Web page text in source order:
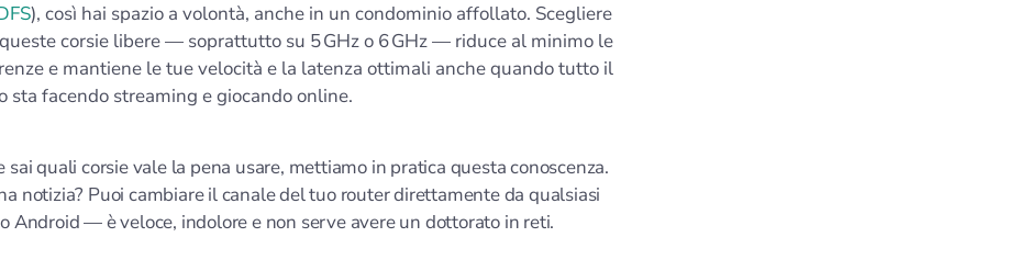
), così hai spazio a volontà, anche in un condominio affollato. Scegliere
corsie libere — soprattutto su 5 GHz o 6 GHz — riduce al minimo le
e mantiene le tue velocità e la latenza ottimali anche quando tutto il
sta facendo streaming e giocando online.
sai quali corsie vale la pena usare, mettiamo in pratica questa conoscenza.
notizia? Puoi cambiare il canale del tuo router direttamente da qualsiasi
Android — è veloce, indolore e non serve avere un dottorato in reti.